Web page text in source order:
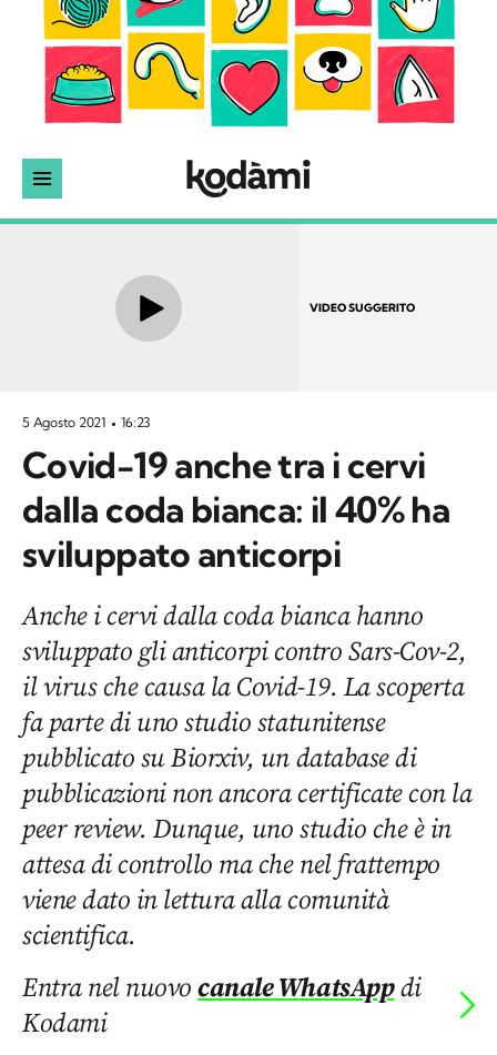
VIDEO SUGGERITO
5 Agosto 2021 16:23
Covid-19 anche tra i cervi
dalla coda bianca: il 40% ha
sviluppato anticorpi
Anche i cervi dalla coda bianca hanno
sviluppato gli anticorpi contro Sars-Cov-2,
il virus che causa la Covid-19. La scoperta
fa parte di uno studio statunitense
pubblicato su Biorxiv, un database di
pubblicazioni non ancora certificate con la
peer review. Dunque, uno studio che è in
attesa di controllo ma che nel frattempo
viene dato in lettura alla comunità
scientifica.
Entra nel nuovocanale WhatsAppdi
Kodami